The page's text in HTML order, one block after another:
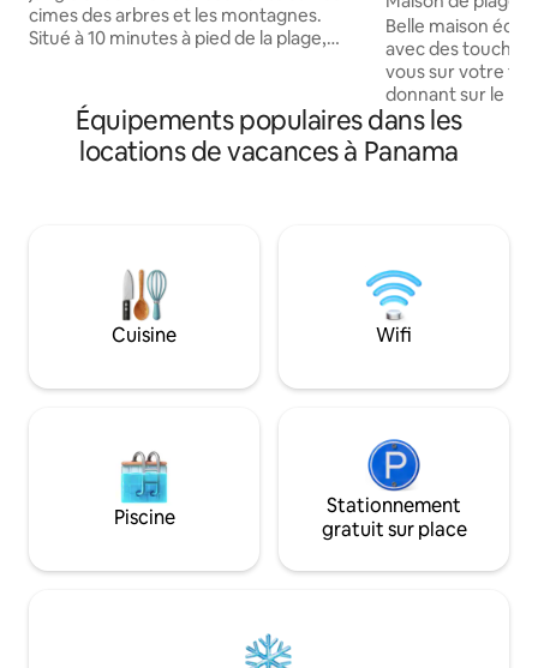
cimes des arbres et les montagnes.
Situé à 10 minutes à pied de la plage,
enfants ! Il dispose de trois chambres
individuelles, chacune avec sa propre
clé. Le prix est basé sur le nombre de
entourée de grands arbres, qui
maintiennent naturellement la maison
au frais et offrent un abri aux oiseaux et
à la faune.
Bocas
Belle maison
avec des touches
vous sur votre
donnant sur le
plongée avec
ou plongez dans
votre cabane en
tranquille des
contrebas.
de coco de votre
plaisir de vous
Équipements populaires dans les
locations de vacances à Panama
Cuisine Wifi
Piscine
Stationnement
gratuit sur place